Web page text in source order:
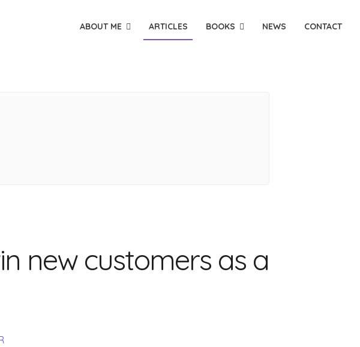
ABOUT ME ARTICLES BOOKS NEWS CONTACT
new customers as a